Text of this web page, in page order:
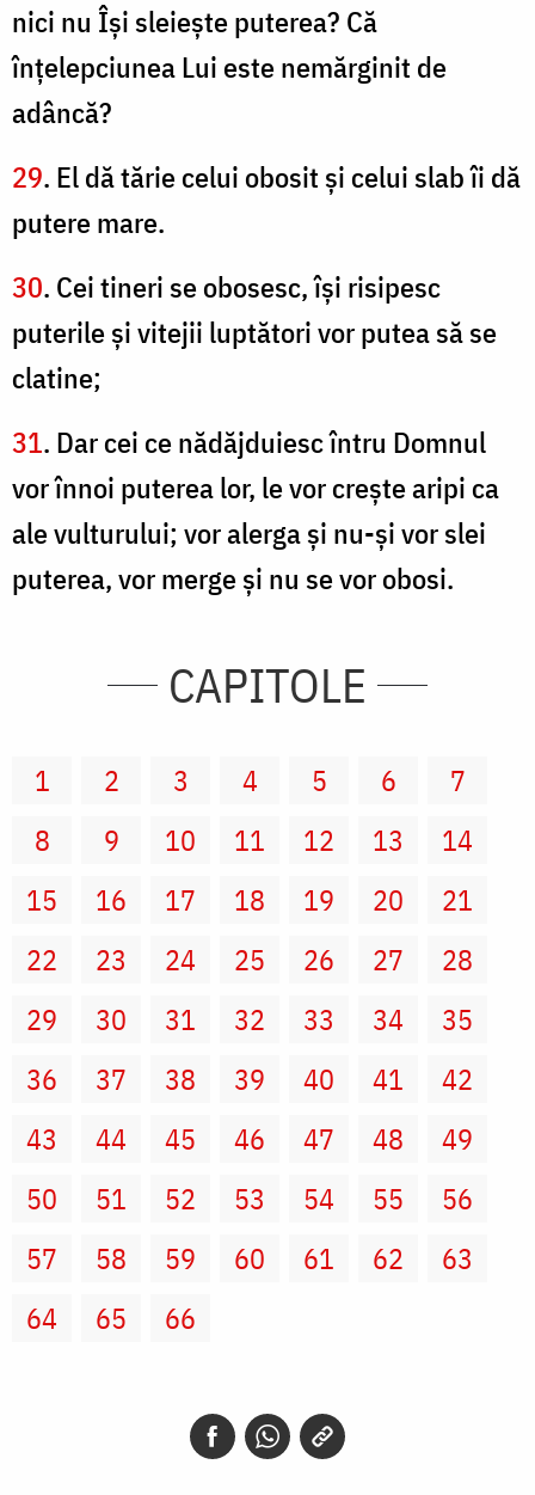
nici nu Îşi sleieşte puterea? Că
înţelepciunea Lui este nemărginit de
adâncă?
29. El dă tărie celui obosit şi celui slab îi dă
putere mare.
30. Cei tineri se obosesc, îşi risipesc
puterile şi vitejii luptători vor putea să se
clatine;
31. Dar cei ce nădăjduiesc întru Domnul
vor înnoi puterea lor, le vor creşte aripi ca
ale vulturului; vor alerga şi nu-şi vor slei
puterea, vor merge şi nu se vor obosi.
CAPITOLE
1 2 3 4 5 6
7
8
9 10 11 12 13
14
15
16 17 18 19 20
21
22
23 24 25 26 27
28
29
30 31 32 33 34
35
36
37 38 39 40 41
42
43
44 45 46 47 48
49
50
51 52 53 54 55
56
57
58 59 60 61 62
63
64
65 66